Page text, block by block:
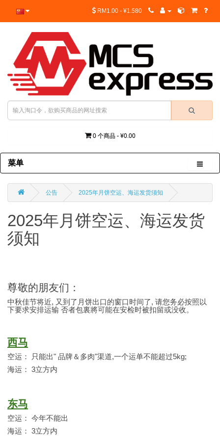
RM1.00 - ¥1.580
0 个商品 - ¥0.00
菜单
公告 2025年月饼空运、海运发货须知
2025年月饼空运、海运发货
须知
尊敬的朋友们：
中秋佳节将近, 又到了月饼出口的窗口时间了, 请您务必按照以
下要求安排运输 否者包裏將可能在安检时被扣留或没收。
西马
空运： 只能出" 品牌＆多肉"渠道,一个运单不能超过5kg;
海运： 3立方内
东马
空运： 今年不能出
海运： 3立方内